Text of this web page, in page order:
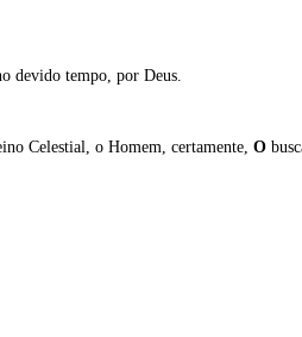
devido tempo, por Deus.
Celestial, o Homem, certamente, O